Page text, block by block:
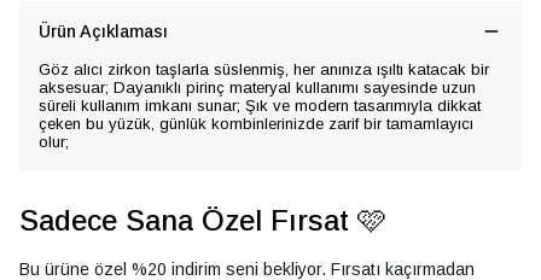
Ürün Açıklaması
Göz alıcı zirkon taşlarla süslenmiş, her anınıza ışıltı katacak bir
aksesuar; Dayanıklı pirinç materyal kullanımı sayesinde uzun
süreli kullanım imkanı sunar; Şık ve modern tasarımıyla dikkat
çeken bu yüzük, günlük kombinlerinizde zarif bir tamamlayıcı
olur;
Sadece Sana Özel Fırsat 🩷
Bu ürüne özel %20 indirim seni bekliyor. Fırsatı kaçırmadan